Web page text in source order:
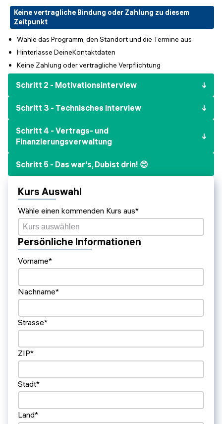
KOSTENLOSE RESSOURCEN
Data Science Einführungskurs
Web-Entwicklung Einführungskurs
Python Einführungskurs
Python & Ops Einführungskurs
Keine vertragliche Bindung oder Zahlung zu diesem
Zeitpunkt
Wähle das Programm, den Standort und die Termine aus
Hinterlasse DeineKontaktdaten
Keine Zahlung oder vertragliche Verpflichtung
Schritt 2 - Motivationsinterview
Schritt 3 - Technisches Interview
Schritt 4 - Vertrags- und
Finanzierungsverwaltung
Schritt 5 - Das war's, Dubist drin! 😊
Kurs Auswahl
Wähle einen kommenden Kurs aus*
Persönliche Informationen
Vorname*
Nachname*
Strasse*
ZIP*
Stadt*
Land*